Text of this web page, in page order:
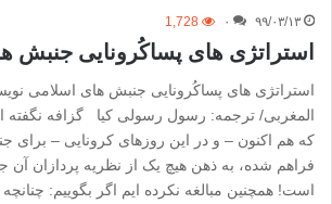
۹۹/۰۳/۱۳ ۰ 1,728
استراتژی های پساکُرونایی جنبش
استراتژی های پساکُرونایی جنبش های اسلامی
المغربی/ ترجمه: رسول رسولی کیا گزافه نگفته
که هم اکنون – و در این روزهای کرونایی – برای
فراهم شده، به ذهن هیچ یک از نظریه پردازان آن
است! همچنین مبالغه نکرده ایم اگر بگوییم: